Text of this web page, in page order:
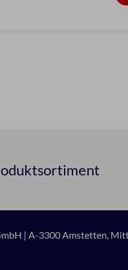
| A-3300 Amstetten,